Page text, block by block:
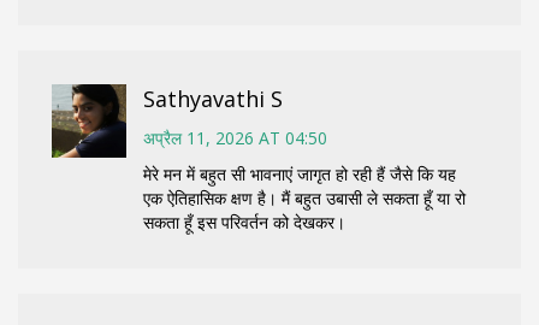
Sathyavathi S
अप्रैल 11, 2026 AT 04:50
मेरे मन में बहुत सी भावनाएं जागृत हो रही हैं जैसे कि यह
एक ऐतिहासिक क्षण है। मैं बहुत उबासी ले सकता हूँ या रो
सकता हूँ इस परिवर्तन को देखकर।